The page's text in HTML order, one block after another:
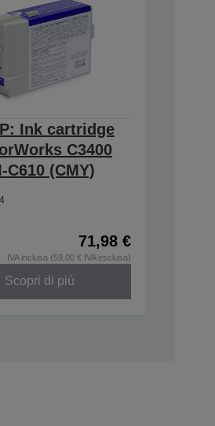
Ink cartridge
C3400
C610 (CMY)
71,98 €
IVA inclusa (59,00 € IVA esclusa)
Scopri di più